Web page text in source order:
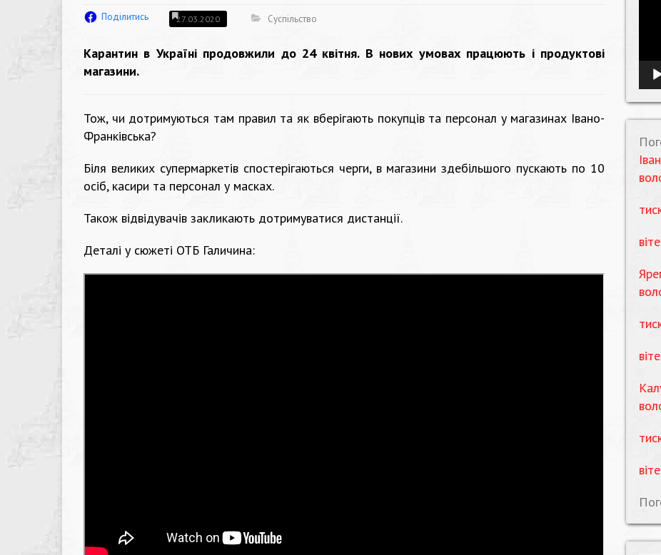
Поділитись 27.03.2020 Суспільство
Карантин в Україні продовжили до 24 квітня. В нових умовах працюють і продуктові
магазини.
Тож, чи дотримуються там правил та як вберігають покупців та персонал у магазинах Івано-
Франківська?
Біля великих супермаркетів спостерігаються черги, в магазини здебільшого пускають по 10
осіб, касири та персонал у масках.
Також відвідувачів закликають дотримуватися дистанції.
Деталі у сюжеті ОТБ Галичина: